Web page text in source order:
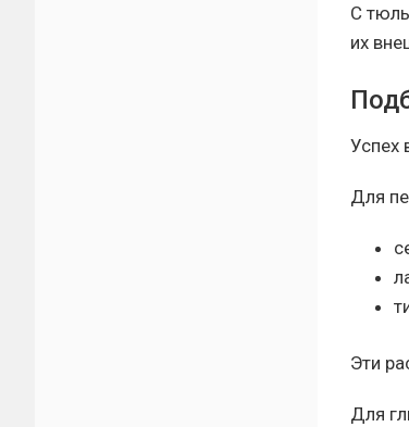
С
их
Успех
Для
Эти
Для